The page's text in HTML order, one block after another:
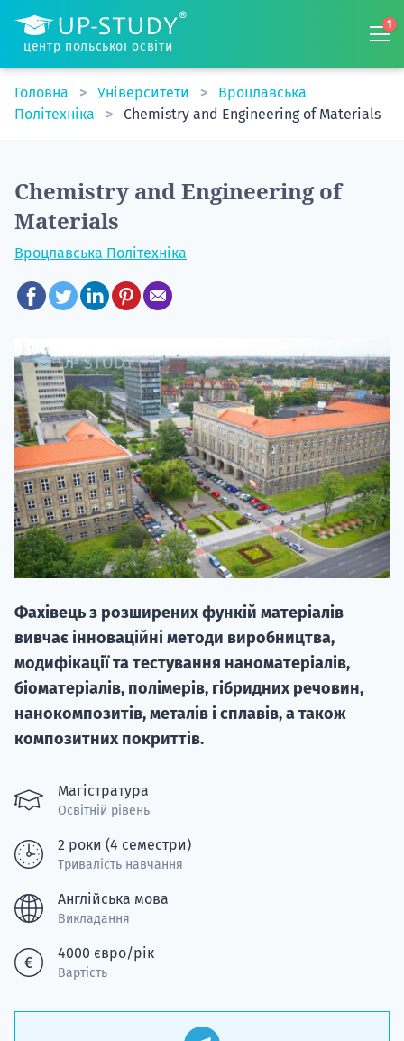
центр польської освіти
1
Головна Університети
Вроцлавська
Політехніка
Chemistry and Engineering of Materials
Chemistry and Engineering of
Materials
Вроцлавська Політехніка
Фахівець з розширених функій матеріалів
вивчає інноваційні методи виробництва,
модифікації та тестування наноматеріалів,
біоматеріалів, полімерів, гібридних речовин,
нанокомпозитів, металів і сплавів, а також
композитних покриттів.
Магістратура
Освітній рівень
2 роки (4 семестри)
Тривалість навчання
Англійська мова
Викладання
4000 євро/рік
Вартість
НАБІР
вступ на